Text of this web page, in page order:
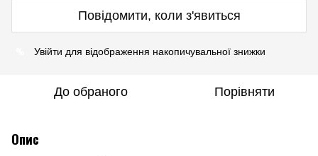
Повідомити, коли з'явиться
Увійти для відображення накопичувальної знижки
До обраного Порівняти
Опис